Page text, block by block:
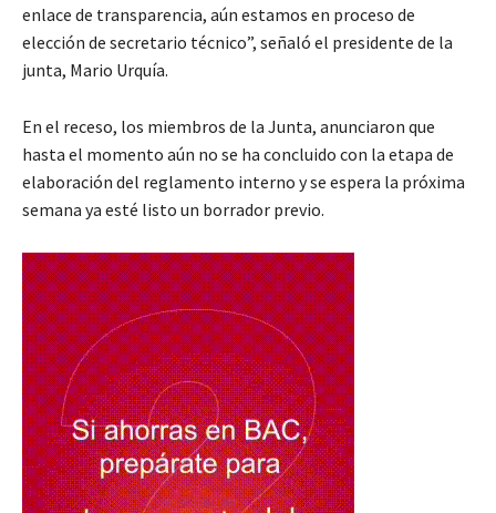
enlace de transparencia, aún estamos en proceso de
elección de secretario técnico”, señaló el presidente de la
junta, Mario Urquía.
En el receso, los miembros de la Junta, anunciaron que
hasta el momento aún no se ha concluido con la etapa de
elaboración del reglamento interno y se espera la próxima
semana ya esté listo un borrador previo.